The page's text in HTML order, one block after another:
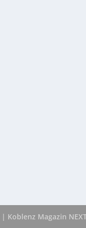
| Koblenz Magazin